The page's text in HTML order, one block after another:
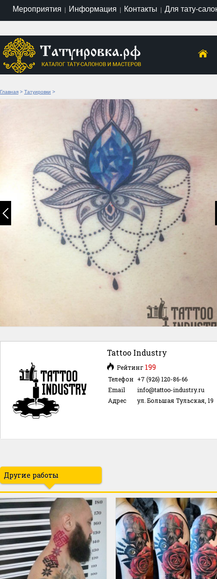
Мероприятия | Информация | Контакты | Для тату-
Главная > Татуировки >
Tattoo Industry
Рейтинг 199
Телефон +7 (926) 120-86-66
Email
info@tattoo-industry.ru
Адрес
ул. Большая Тульская, 19
Другие работы